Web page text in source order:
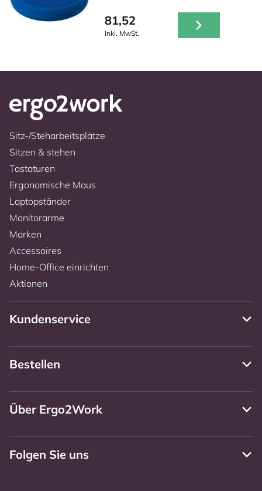
81,52
Inkl. MwSt.
Sitz-/Steharbeitsplätze
Sitzen & stehen
Tastaturen
Ergonomische Maus
Laptopständer
Monitorarme
Marken
Accessoires
Home-Office einrichten
Aktionen
Kundenservice
Bestellen
Über Ergo2Work
Folgen Sie uns